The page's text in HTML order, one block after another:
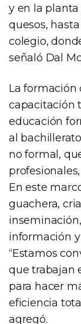
y en la
quesos,
colegio,
señaló Dal
La formación
capacitación
educación
al
no formal,
En este
guachera,
información
“Estamos
que trabajan
para hacer
eficiencia
agregó.